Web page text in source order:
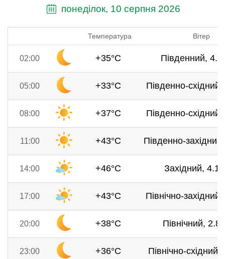
понеділок, 10 серпня 2026
Температура Вітер
02:00 +35°C Південний,
05:00 +33°C Південно-
08:00 +37°C Південно-
11:00 +43°C Південно-
14:00 +46°C Західний, 4.1
17:00 +43°C Північно-
20:00 +38°C Північний, 2.8
23:00 +36°C Північно-